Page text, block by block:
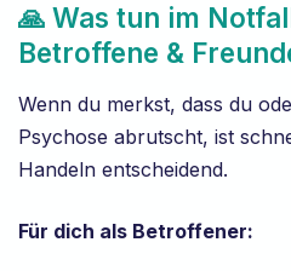
🙏 Was tun im
Betroffene &
Wenn du merkst, dass du
Psychose abrutscht, ist
Handeln entscheidend.
Für dich als Betroffener: